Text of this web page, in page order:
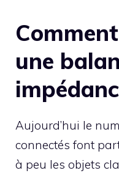
une
Aujourd’hui le
connectés font
à peu les objets